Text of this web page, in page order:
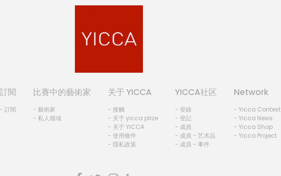
訂閱
- 訂閱
比賽中的藝術家
- 藝術家
- 私人领域
关于 YICCA
- 接觸
- 关于 yicca prize
- 关于 YICCA
- 使用條件
- 隱私政策
YICCA社区
- 登錄
- 登記
- 成員
- 成員 - 艺术品
- 成員 - 事件
Network
- Yicca Contest
- Yicca News
- Yicca Shop
- Yicca Project